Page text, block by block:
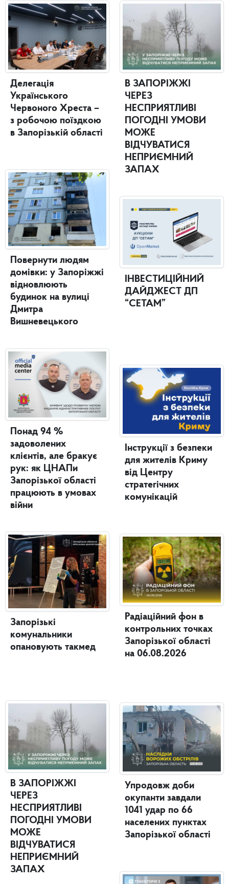
Делегація
Українського
Червоного Хреста –
з робочою поїздкою
в Запорізькій області
Повернути людям
домівки: у Запоріжжі
відновлюють
будинок на вулиці
Дмитра
Вишневецького
Понад 94 %
задоволених
клієнтів, але бракує
рук: як ЦНАПи
Запорізької області
працюють в умовах
війни
Запорізькі
комунальники
опановують такмед
В ЗАПОРІЖЖІ
ЧЕРЕЗ
НЕСПРИЯТЛИВІ
ПОГОДНІ УМОВИ
МОЖЕ
ВІДЧУВАТИСЯ
НЕПРИЄМНИЙ
ЗАПАХ
В ЗАПОРІЖЖІ
ЧЕРЕЗ
НЕСПРИЯТЛИВІ
ПОГОДНІ УМОВИ
МОЖЕ
ВІДЧУВАТИСЯ
НЕПРИЄМНИЙ
ЗАПАХ
ІНВЕСТИЦІЙНИЙ
ДАЙДЖЕСТ ДП
“СЕТАМ”
Інструкції з безпеки
для жителів Криму
від Центру
стратегічних
комунікацій
Радіаційний фон в
контрольних точках
Запорізької області
на 06.08.2026
Упродовж доби
окупанти завдали
1041 удар по 66
населених пунктах
Запорізької області